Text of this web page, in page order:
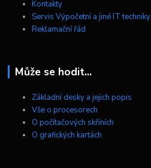
Kontakty
Servis Výpočetní a jiné IT techniky
Reklamační řád
Může se hodit...
Základní desky a jejich popis
Vše o procesorech
O počítačových skříních
O grafických kartách